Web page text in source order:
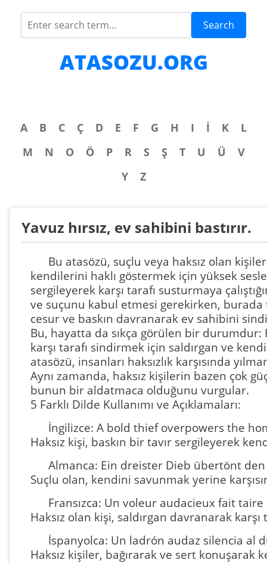
Search
ATASOZU.ORG
A B C Ç D E F G H I İ K
L
M
N O Ö P R S Ş T U Ü
V
Y
Z
Yavuz hırsız, ev sahibini bastırır.
Bu atasözü, suçlu veya haksız olan
kendilerini haklı göstermek için yüksek
sergileyerek karşı tarafı susturmaya
ve suçunu kabul etmesi gerekirken,
cesur ve baskın davranarak ev sahibini
Bu, hayatta da sıkça görülen bir durumdur:
karşı tarafı sindirmek için saldırgan ve
atasözü, insanları haksızlık karşısında
Aynı zamanda, haksız kişilerin bazen çok
bunun bir aldatmaca olduğunu vurgular.
5 Farklı Dilde Kullanımı ve Açıklamaları:
İngilizce: A bold thief overpowers the
Haksız kişi, baskın bir tavır sergileyerek
Almanca: Ein dreister Dieb übertönt
Suçlu olan, kendini savunmak yerine
Fransızca: Un voleur audacieux fait
Haksız olan kişi, saldırgan davranarak karşı
İspanyolca: Un ladrón audaz silencia al
Haksız kişiler, bağırarak ve sert konuşarak